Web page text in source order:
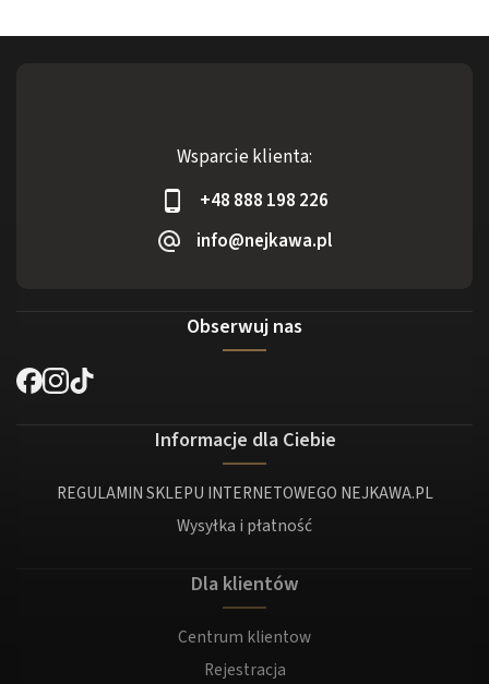
Wsparcie klienta:
+48 888 198 226
info@nejkawa.pl
Obserwuj nas
Informacje dla Ciebie
REGULAMIN SKLEPU INTERNETOWEGO NEJKAWA.PL
Wysyłka i płatność
Dla klientów
Centrum klientow
Rejestracja